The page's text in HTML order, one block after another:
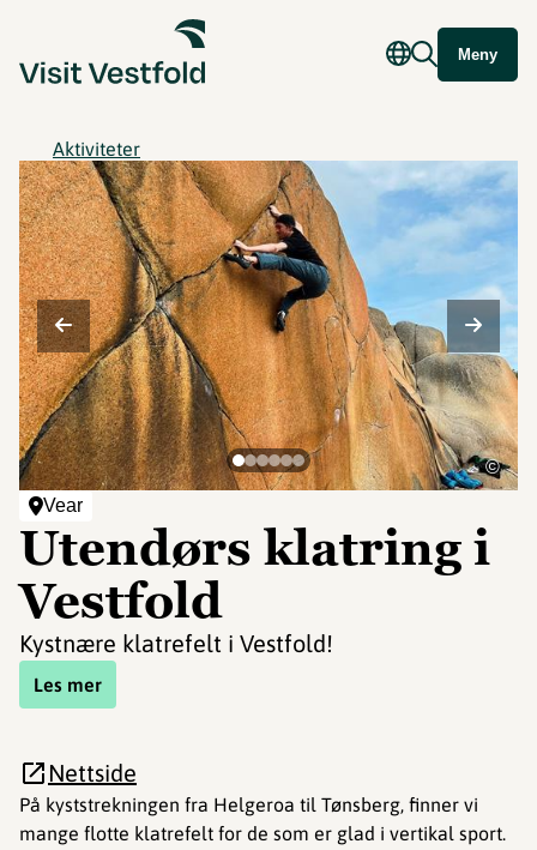
Meny
Aktiviteter
Vear
Utendørs klatring i
Vestfold
Kystnære klatrefelt i Vestfold!
Les mer
©
På kyststrekningen fra Helgeroa til Tønsberg, finner vi
mange flotte klatrefelt for de som er glad i vertikal sport.
Nettside